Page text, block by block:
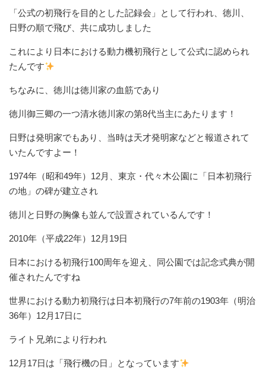
「公式の初飛行を目的とした記録会」として行われ、徳川、
日野の順で飛び、共に成功しました
これにより日本における動力機初飛行として公式に認められ
たんです
ちなみに、徳川は徳川家の血筋であり
徳川御三卿の一つ清水徳川家の第8代当主にあたります！
日野は発明家でもあり、当時は天才発明家などと報道されて
いたんですよー！
1974年（昭和49年）12月、東京・代々木公園に「日本初飛行
の地」の碑が建立され
徳川と日野の胸像も並んで設置されているんです！
2010年（平成22年）12月19日
日本における初飛行100周年を迎え、同公園では記念式典が開
催されたんですね
世界における動力初飛行は日本初飛行の7年前の1903年（明治
36年）12月17日に
ライト兄弟により行われ
12月17日は「飛行機の日」となっています